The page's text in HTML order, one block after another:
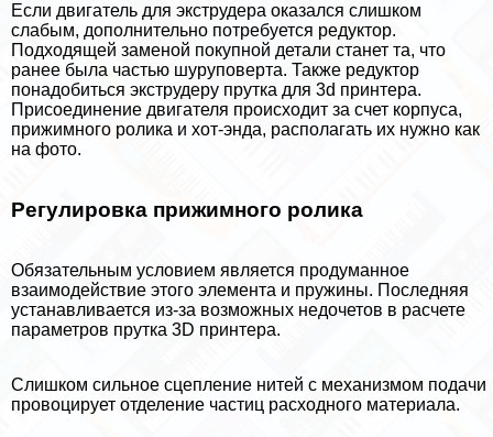
Если двигатель для экструдера оказался слишком
слабым, дополнительно потребуется редуктор.
Подходящей заменой покупной детали станет та, что
ранее была частью шуруповерта. Также редуктор
понадобиться экструдеру прутка для 3d принтера.
Присоединение двигателя происходит за счет корпуса,
прижимного ролика и хот-энда, располагать их нужно как
на фото.
Регулировка прижимного ролика
Обязательным условием является продуманное
взаимодействие этого элемента и пружины. Последняя
устанавливается из-за возможных недочетов в расчете
параметров прутка 3D принтера.
Слишком сильное сцепление нитей с механизмом подачи
провоцирует отделение частиц расходного материала.